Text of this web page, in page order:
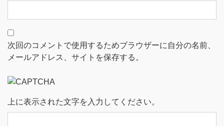
次回のコメントで使用するためブラウザーに自分の名前、
メールアドレス、サイトを保存する。
上に表示された文字を入力してください。